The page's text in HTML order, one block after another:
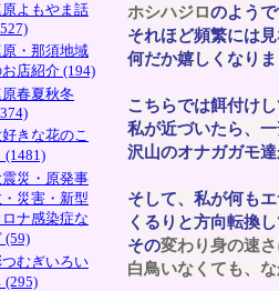
よもやま話
・那須地域
店紹介 (194)
春夏秋冬
好きな花のこ
(1481)
震災・原発事
災害・新型
ロナ感染症な
(59)
むぎいろい
(295)
ホシハジロのよう
それほど頻繁には
何だか嬉しくなり
こちらでは餌付け
私が近づいたら、
沢山のオナガガモ
そして、私が何も
くるりと方向転換
その変わり身の速
白鳥いなくても、